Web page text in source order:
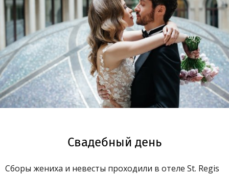
Свадебный день
Сборы жениха и невесты проходили в отеле St. Regis